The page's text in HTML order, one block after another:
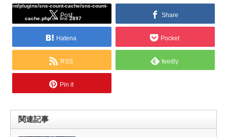
Post
plugins/sns-count-cache/sns-count-
cache.phpon line2897 Share
Hatena Pocket
RSS feedly
Pin it
関連記事